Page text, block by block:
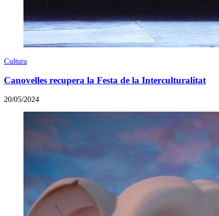
Cultura
Canovelles recupera la Festa de la Interculturalitat
20/05/2024